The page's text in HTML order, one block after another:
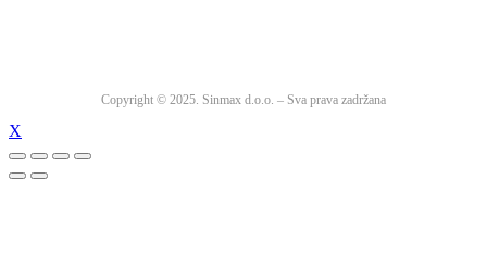
Copyright © 2025. Sinmax d.o.o. – Sva prava zadržana
X